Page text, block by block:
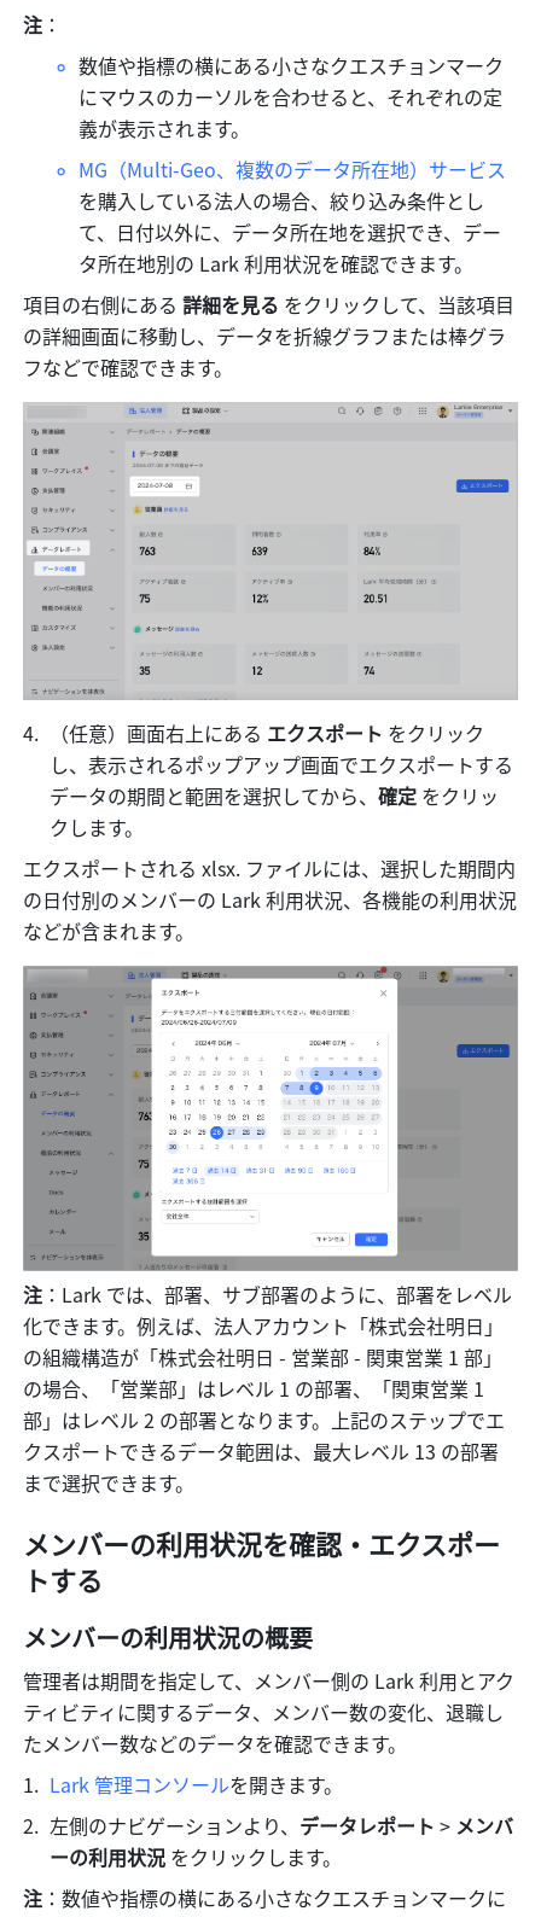
注 ：
数値や指標の横にある小さなクエスチョンマーク
にマウスのカーソルを合わせると、それぞれの定
義が表示されます。
MG（Multi-Geo、複数のデータ所在地）サービス
を購入している法人の場合、絞り込み条件とし
て、日付以外に、データ所在地を選択でき、デー
タ所在地別の Lark 利用状況を確認できます。
項目の右側にある 詳細を見る をクリックして、当該項目
の詳細画面に移動し、データを折線グラフまたは棒グラ
フなどで確認できます。
（任意）画面右上にある エクスポート をクリック
し、表示されるポップアップ画面でエクスポートする
データの期間と範囲を選択してから、確定 をクリッ
クします。
エクスポートされる xlsx. ファイルには、選択した期間内
の日付別のメンバーの Lark 利用状況、各機能の利用状況
などが含まれます。
注 ：Lark では、部署、サブ部署のように、部署をレベル
化できます。例えば、法人アカウント「株式会社明日」
の組織構造が「株式会社明日 - 営業部 - 関東営業 1 部」
の場合、「営業部」はレベル 1 の部署、「関東営業 1
部」はレベル 2 の部署となります。上記のステップでエ
クスポートできるデータ範囲は、最大レベル 13 の部署
まで選択できます。
メンバーの利用状況を確認・エクスポー
トする
メンバーの利用状況の概要
管理者は期間を指定して、メンバー側の Lark 利用とアク
ティビティに関するデータ、メンバー数の変化、退職し
たメンバー数などのデータを確認できます。
Lark 管理コンソールを開きます。
左側のナビゲーションより、 データレポート > メンバ
ーの利用状況 をクリックします。
注 ：数値や指標の横にある小さなクエスチョンマークに